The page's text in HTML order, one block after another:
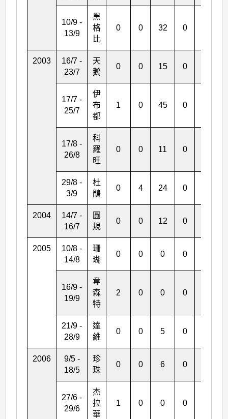
10/9 -
13/9
黑
格
比
0 0 32 0
2003
16/7 -
23/7
天
鵝
0 0 15 0
17/7 -
25/7
伊
布
都
1 0 45 0
17/8 -
26/8
科
羅
旺
0 0 11 0
29/8 -
3/9
杜
鵑
0 4 24 0
2004
14/7 -
16/7
圓
規
0 0 12 0
2005
10/8 -
14/8
珊
瑚
0 0 0 0
16/9 -
19/9
韋
森
特
2 0 0 0
21/9 -
28/9
達
維
0 0 5 0
2006
9/5 -
18/5
珍
珠
0 0 6 0
27/6 -
29/6
杰
拉
華
1 0 0 0